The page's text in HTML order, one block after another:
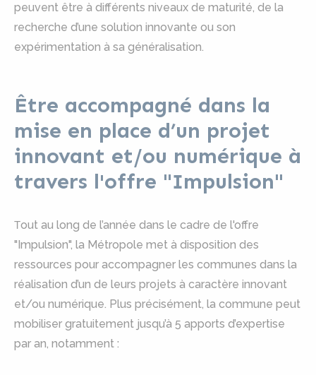
peuvent être à différents niveaux de maturité, de la
recherche d’une solution innovante ou son
expérimentation à sa généralisation.
Être accompagné dans la
mise en place d’un projet
innovant et/ou numérique à
travers l'offre "Impulsion"
Tout au long de l’année dans le cadre de l'offre
"Impulsion", la Métropole met à disposition des
ressources pour accompagner les communes dans la
réalisation d’un de leurs projets à caractère innovant
et/ou numérique. Plus précisément, la commune peut
mobiliser gratuitement jusqu’à 5 apports d’expertise
par an, notamment :